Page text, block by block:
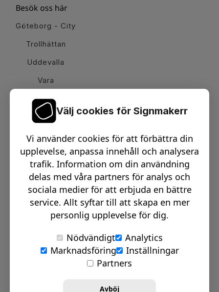
Besök oss här
Göteborg - City
Trollhättan
Uddevalla
Vara
Email:info@signmakerr.se
PSST, HÄNG MED PÅ VÅR RESA!
© Signmakerr 2022 - 2026
Integritetspolicy
Välj cookies för Signmakerr
Vi använder cookies för att förbättra din
upplevelse, anpassa innehåll och analysera
trafik. Information om din användning
delas med våra partners för analys och
sociala medier för att erbjuda en bättre
service. Allt syftar till att skapa en mer
personlig upplevelse för dig.
Nödvändigt
Analytics
Marknadsföring
Inställningar
Partners
Avböj